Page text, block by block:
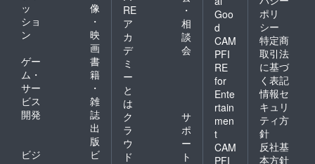
ッ
ショ
ン
像
・
映
画
ゲー
ム・
サー
ビス
開発
書
籍
・
雑
誌
出
版
ビジ
ビ
RE
ア
カ
デ
ミ
ー
と
は
・
相
談
会
ク
ラ
ウ
ド
サ
ポ
ー
ト
Goo
d
CAM
PFI
RE
for
Ente
rtain
men
t
CAM
PFI
ポリ
シー
特定商
取引法
に基づ
く表記
情報セ
キュリ
ティ方
針
反社基
本方針